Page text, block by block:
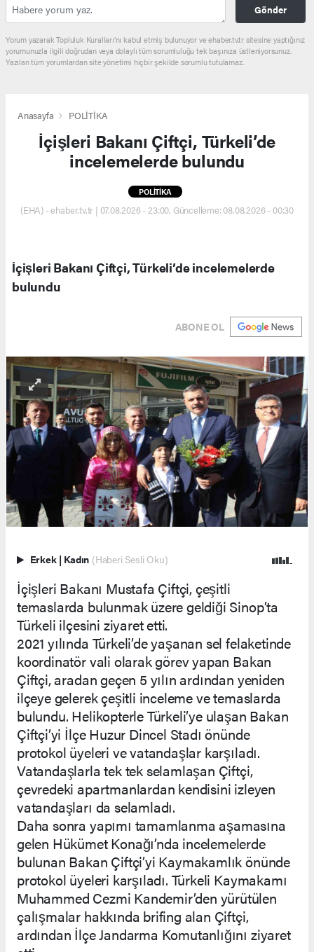
Gönder
Yorum yazarak Topluluk Kuralları’nı kabul etmiş bulunuyor ve ehaber.tv.tr sitesine yaptığınız
yorumunuzla ilgili doğrudan veya dolaylı tüm sorumluluğu tek başınıza üstleniyorsunuz.
Yazılan tüm yorumlardan site yönetimi hiçbir şekilde sorumlu tutulamaz.
Anasayfa POLİTİKA
İçişleri Bakanı Çiftçi, Türkeli’de
incelemelerde bulundu
POLİTİKA
(EHA) - ehaber.tv.tr | 07.08.2026 - 23:00, Güncelleme: 08.08.2026 - 00:30
İçişleri Bakanı Çiftçi, Türkeli’de incelemelerde
bulundu
ABONE OL
Erkek | Kadın (Haberi Sesli Oku)
İçişleri Bakanı Mustafa Çiftçi, çeşitli
temaslarda bulunmak üzere geldiği Sinop’ta
Türkeli ilçesini ziyaret etti.
2021 yılında Türkeli’de yaşanan sel felaketinde
koordinatör vali olarak görev yapan Bakan
Çiftçi, aradan geçen 5 yılın ardından yeniden
ilçeye gelerek çeşitli inceleme ve temaslarda
bulundu. Helikopterle Türkeli’ye ulaşan Bakan
Çiftçi’yi İlçe Huzur Dincel Stadı önünde
protokol üyeleri ve vatandaşlar karşıladı.
Vatandaşlarla tek tek selamlaşan Çiftçi,
çevredeki apartmanlardan kendisini izleyen
vatandaşları da selamladı.
Daha sonra yapımı tamamlanma aşamasına
gelen Hükümet Konağı’nda incelemelerde
bulunan Bakan Çiftçi’yi Kaymakamlık önünde
protokol üyeleri karşıladı. Türkeli Kaymakamı
Muhammed Cezmi Kandemir’den yürütülen
çalışmalar hakkında brifing alan Çiftçi,
ardından İlçe Jandarma Komutanlığını ziyaret